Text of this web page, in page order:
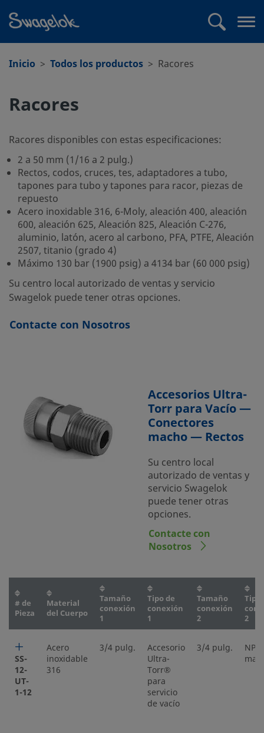
Inicio
Todos los productos Racores
Racores
Racores disponibles con estas especificaciones:
2 a 50 mm (1/16 a 2 pulg.)
Rectos, codos, cruces, tes, adaptadores a tubo,
tapones para tubo y tapones para racor, piezas de
repuesto
Acero inoxidable 316, 6-Moly, aleación 400, aleación
600, aleación 625, Aleación 825, Aleación C-276,
aluminio, latón, acero al carbono, PFA, PTFE, Aleación
2507, titanio (grado 4)
Máximo 130 bar (1900 psig) a 4134 bar (60 000 psig)
Su centro local autorizado de ventas y servicio
Swagelok puede tener otras opciones.
Contacte con Nosotros
Accesorios Ultra-
Torr para Vacío —
Conectores
macho — Rectos
Su centro local
autorizado de ventas y
servicio Swagelok
puede tener otras
opciones.
Contacte con
Nosotros
# de
Pieza
Material
del Cuerpo
Tamaño
conexión
1
Tipo de
conexión
1
Tamaño
conexión
2
Tipo
2
SS-
12-
UT-
1-12
Acero
inoxidable
316
3/4 pulg.
Accesorio
Ultra-
Torr®
para
servicio
de vacío
3/4 pulg.
NPT